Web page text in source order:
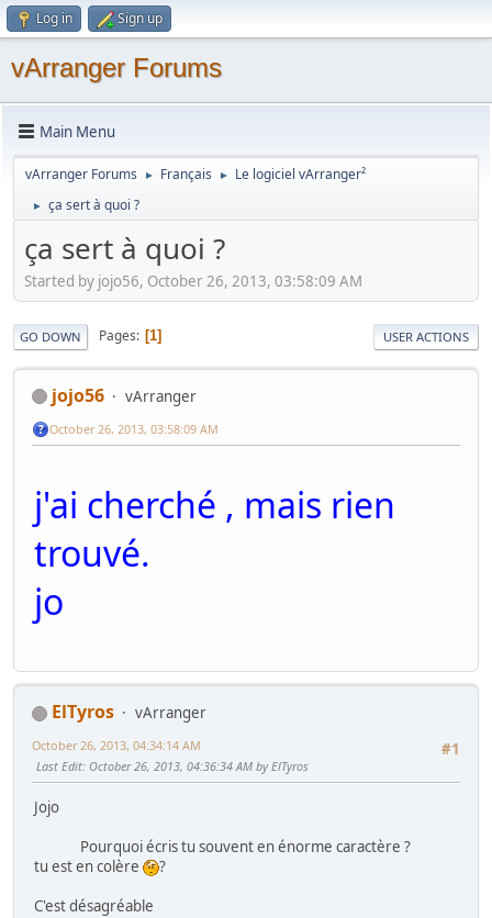
Log in Sign up
vArranger Forums
Main Menu
vArranger Forums ► Français ► Le logiciel vArranger²
► ça sert à quoi ?
ça sert à quoi ?
Started by jojo56, October 26, 2013, 03:58:09 AM
GO DOWN Pages 1 USER ACTIONS
jojo56 vArranger
October 26, 2013, 03:58:09 AM
j'ai cherché , mais rien
trouvé.
jo
ElTyros
vArranger
#1
October 26, 2013, 04:34:14 AM
Last Edit: October 26, 2013, 04:36:34 AM by ElTyros
Jojo
Pourquoi écris tu souvent en énorme caractère ?
tu est en colère
?
C'est désagréable